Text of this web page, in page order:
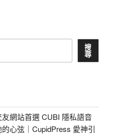
搜
尋
網站首選 CUBI 隱私語音
心弦｜CupidPress 愛神引